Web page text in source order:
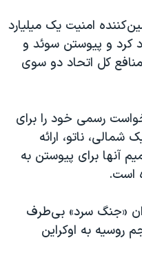
امنیت یک میلیارد
کرد و پیوستن سوئد و
کل اتحاد دو سوی
رسمی خود را برای
شمالی، ناتو، ارائه
آنها برای پیوستن به
است.
«جنگ سرد» بی‌طرف
روسیه به اوکراین